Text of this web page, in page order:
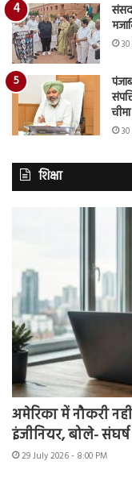
संसद
चीमा
शिक्षा
अमेरिका में नौकरी
इंजीनियर, बोले-
29 July 2026 - 8:00 PM